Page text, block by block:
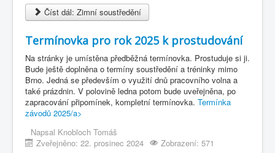
Číst dál: Zimní soustředění
Termínovka pro rok 2025 k prostudování
Na stránky je umístěna předběžná termínovka. Prostuduje si ji.
Bude ještě doplněna o termíny soustředění a tréninky mimo
Brno. Jedná se především o využití dnů pracovního volna a
také prázdnin. V polovině ledna potom bude uveřejněna, po
zapracování připomínek, kompletní termínovka. Termínka
závodů 2025/a>
Napsal Knobloch Tomáš
Zveřejněno: 22. prosinec 2024
Zobrazení: 571